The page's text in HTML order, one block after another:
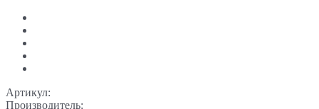
Артикул:
Производитель: